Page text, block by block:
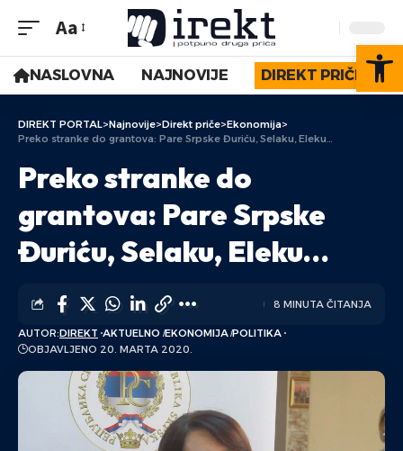
Aa
NASLOVNA NAJNOVIJE DIREKT PRIČE
DIREKT PORTAL>Najnovije>Direkt priče>Ekonomija>
Preko stranke do grantova: Pare Srpske Đuriću, Selaku, Eleku…
Preko stranke do
grantova: Pare Srpske
Đuriću, Selaku, Eleku…
AUTOR:DIREKT AKTUELNO EKONOMIJA POLITIKA
OBJAVLJENO 20. MARTA 2020.
8 MINUTA ČITANJA